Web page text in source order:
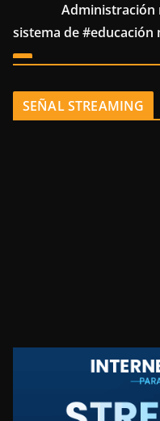
Administración
sistema de
SEÑAL STREAMING